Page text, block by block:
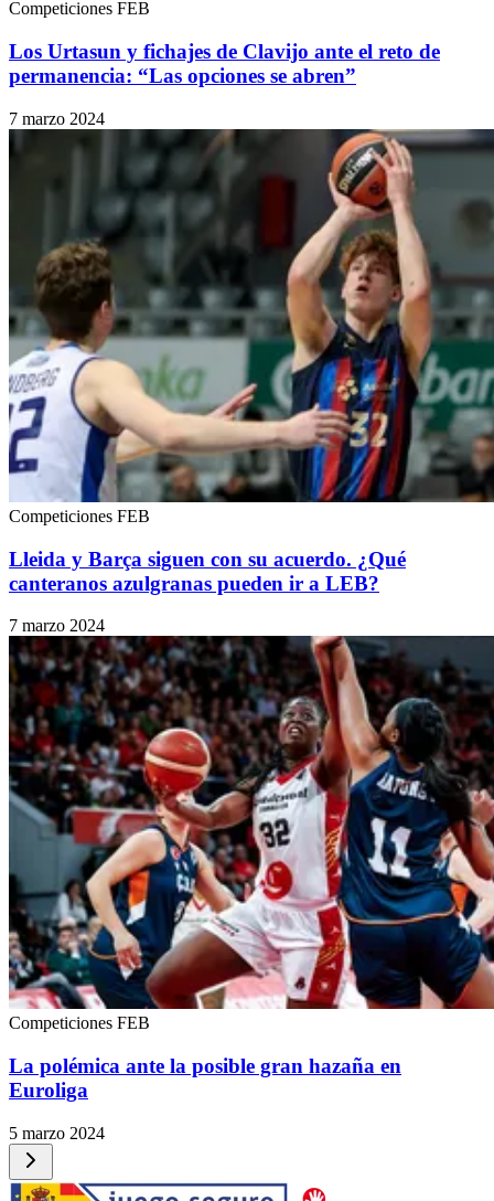
Competiciones FEB
Los Urtasun y fichajes de Clavijo ante el reto de
permanencia: “Las opciones se abren”
7 marzo 2024
Competiciones FEB
Lleida y Barça siguen con su acuerdo. ¿Qué
canteranos azulgranas pueden ir a LEB?
7 marzo 2024
Competiciones FEB
La polémica ante la posible gran hazaña en
Euroliga
5 marzo 2024